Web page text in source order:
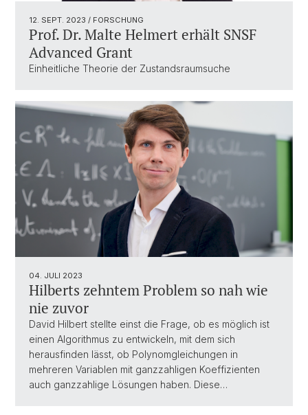
12. SEPT. 2023 / FORSCHUNG
Prof. Dr. Malte Helmert erhält SNSF
Advanced Grant
Einheitliche Theorie der Zustandsraumsuche
04. JULI 2023
Hilberts zehntem Problem so nah wie
nie zuvor
David Hilbert stellte einst die Frage, ob es möglich ist
einen Algorithmus zu entwickeln, mit dem sich
herausfinden lässt, ob Polynomgleichungen in
mehreren Variablen mit ganzzahligen Koeffizienten
auch ganzzahlige Lösungen haben. Diese…